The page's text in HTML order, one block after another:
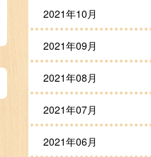
2021年10月
2021年09月
2021年08月
2021年07月
2021年06月